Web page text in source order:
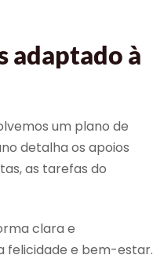
adaptado à
um plano de
detalha os apoios
as tarefas do
clara e
felicidade e bem-estar.